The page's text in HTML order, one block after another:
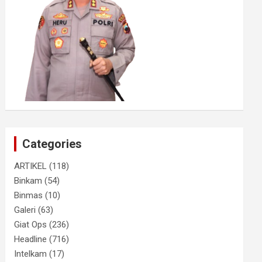
Categories
ARTIKEL (118)
Binkam (54)
Binmas (10)
Galeri (63)
Giat Ops (236)
Headline (716)
Intelkam (17)